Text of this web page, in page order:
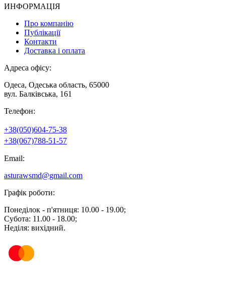
ИНФОРМАЦІЯ
Про компанію
Публікації
Контакти
Доставка і оплата
Адреса офісу:
Одеса, Одеська область, 65000
вул. Балківська, 161
Телефон:
+38(050)604-75-38
+38(067)788-51-57
Email:
asturawsmd@gmail.com
Графік роботи:
Понеділок - п'ятниця: 10.00 - 19.00;
Субота: 11.00 - 18.00;
Неділя: вихідний.